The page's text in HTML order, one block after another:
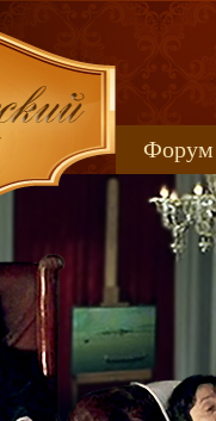
Форум